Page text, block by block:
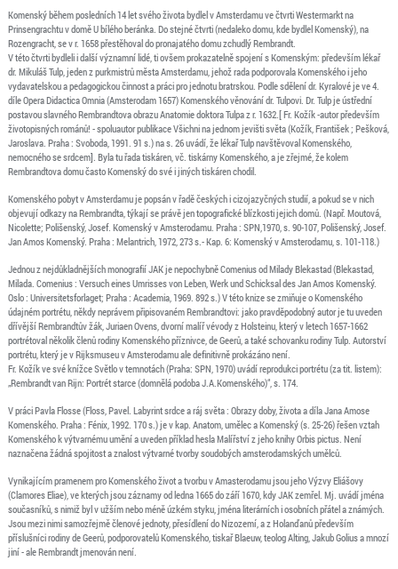
Komenský během posledních 14 let svého života bydlel v Amsterdamu ve čtvrti Westermarkt na
Prinsengrachtu v domě U bílého beránka. Do stejné čtvrti (nedaleko domu, kde bydlel Komenský), na
Rozengracht, se v r. 1658 přestěhoval do pronajatého domu zchudlý Rembrandt.
V této čtvrti bydleli i další významní lidé, ti ovšem prokazatelně spojení s Komenským: především lékař
dr. Mikuláš Tulp, jeden z purkmistrů města Amsterdamu, jehož rada podporovala Komenského i jeho
vydavatelskou a pedagogickou činnost a práci pro jednotu bratrskou. Podle sdělení dr. Kyralové je ve 4.
díle Opera Didactica Omnia (Amsterodam 1657) Komenského věnování dr. Tulpovi. Dr. Tulp je ústřední
postavou slavného Rembrandtova obrazu Anatomie doktora Tulpa z r. 1632.[ Fr. Kožík -autor především
životopisných románů! - spoluautor publikace Všichni na jednom jevišti světa (Kožík, František ; Pešková,
Jaroslava. Praha : Svoboda, 1991. 91 s.) na s. 26 uvádí, že lékař Tulp navštěvoval Komenského,
nemocného se srdcem]. Byla tu řada tiskáren, vč. tiskárny Komenského, a je zřejmé, že kolem
Rembrandtova domu často Komenský do své i jiných tiskáren chodil.
Komenského pobyt v Amsterdamu je popsán v řadě českých i cizojazyčných studií, a pokud se v nich
objevují odkazy na Rembrandta, týkají se právě jen topografické blízkosti jejich domů. (Např. Moutová,
Nicolette; Polišenský, Josef. Komenský v Amsterodamu. Praha : SPN,1970, s. 90-107, Polišenský, Josef.
Jan Amos Komenský. Praha : Melantrich, 1972, 273 s.- Kap. 6: Komenský v Amsterodamu, s. 101-118.)
Jednou z nejdůkladnějších monografií JAK je nepochybně Comenius od Milady Blekastad (Blekastad,
Milada. Comenius : Versuch eines Umrisses von Leben, Werk und Schicksal des Jan Amos Komenský.
Oslo : Universitetsforlaget; Praha : Academia, 1969. 892 s.) V této knize se zmiňuje o Komenského
údajném portrétu, někdy neprávem připisovaném Rembrandtovi: jako pravděpodobný autor je tu uveden
dřívější Rembrandtův žák, Juriaen Ovens, dvorní malíř vévody z Holsteinu, který v letech 1657-1662
portrétoval několik členů rodiny Komenského příznivce, de Geerů, a také schovanku rodiny Tulp. Autorství
portrétu, který je v Rijksmuseu v Amsterodamu ale definitivně prokázáno není.
Fr. Kožík ve své knížce Světlo v temnotách (Praha: SPN, 1970) uvádí reprodukci portrétu (za tit. listem):
„Rembrandt van Rijn: Portrét starce (domnělá podoba J.A.Komenského)“, s. 174.
V práci Pavla Flosse (Floss, Pavel. Labyrint srdce a ráj světa : Obrazy doby, života a díla Jana Amose
Komenského. Praha : Fénix, 1992. 170 s.) je v kap. Anatom, umělec a Komenský (s. 25-26) řešen vztah
Komenského k výtvarnému umění a uveden příklad hesla Malířství z jeho knihy Orbis pictus. Není
naznačena žádná spojitost a znalost výtvarné tvorby soudobých amsterodamských umělců.
Vynikajícím pramenem pro Komenského život a tvorbu v Amasterodamu jsou jeho Výzvy Eliášovy
(Clamores Eliae), ve kterých jsou záznamy od ledna 1665 do září 1670, kdy JAK zemřel. Mj. uvádí jména
současníků, s nimiž byl v užším nebo méně úzkém styku, jména literárních i osobních přátel a známých.
Jsou mezi nimi samozřejmě členové jednoty, přesídlení do Nizozemí, a z Holanďanů především
příslušníci rodiny de Geerů, podporovatelů Komenského, tiskař Blaeuw, teolog Alting, Jakub Golius a mnozí
jiní - ale Rembrandt jmenován není.